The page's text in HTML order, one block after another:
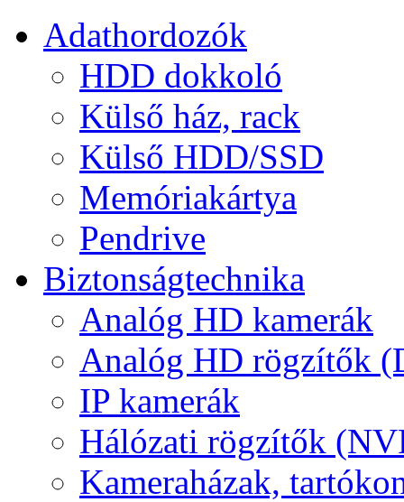
Adathordozók
HDD dokkoló
Külső ház, rack
Külső HDD/SSD
Memóriakártya
Pendrive
Biztonságtechnika
Analóg HD kamerák
Analóg HD rögzítők
IP kamerák
Hálózati rögzítők
Kameraházak,